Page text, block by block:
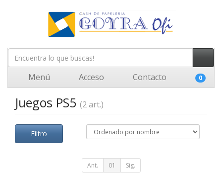
Menú Acceso Contacto 0
Juegos PS5 (2 art.)
Filtro
Ant. 01 Sig.